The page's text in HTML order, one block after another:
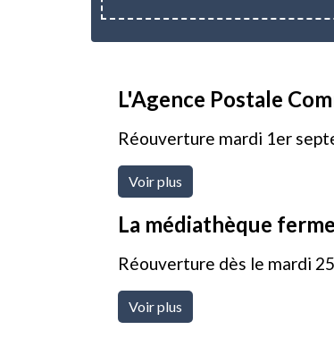
L'Agence Postale
Réouverture mardi 1er
Voir plus
La médiathèque
Réouverture dès le mardi
Voir plus